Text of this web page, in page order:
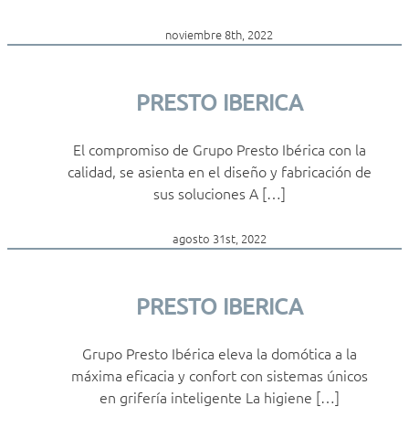
noviembre 8th, 2022
PRESTO IBERICA
El compromiso de Grupo Presto Ibérica con la
calidad, se asienta en el diseño y fabricación de
sus soluciones A […]
agosto 31st, 2022
PRESTO IBERICA
Grupo Presto Ibérica eleva la domótica a la
máxima eficacia y confort con sistemas únicos
en grifería inteligente La higiene […]